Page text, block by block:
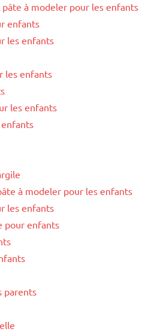
à modeler pour les enfants
enfants
les enfants
les enfants
les enfants
à modeler pour les enfants
les enfants
pour enfants
parents